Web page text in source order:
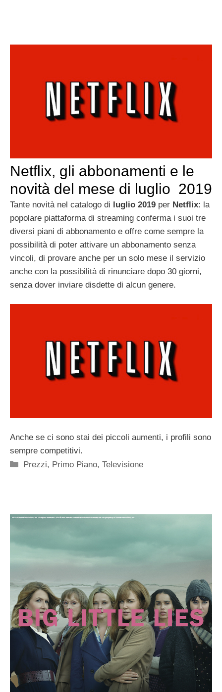
Netflix, gli abbonamenti e le
novità del mese di luglio 2019
Tante novità nel catalogo di luglio 2019 per Netflix: la
popolare piattaforma di streaming conferma i suoi tre
diversi piani di abbonamento e offre come sempre la
possibilità di poter attivare un abbonamento senza
vincoli, di provare anche per un solo mese il servizio
anche con la possibilità di rinunciare dopo 30 giorni,
senza dover inviare disdette di alcun genere.
Anche se ci sono stai dei piccoli aumenti, i profili sono
sempre competitivi.
Categorie
Prezzi, Primo Piano,Televisione